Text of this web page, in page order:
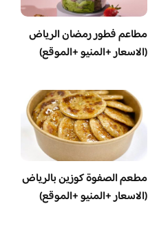
مطاعم فطور رمضان الرياض
(الاسعار +المنيو +الموقع)
مطعم الصفوة كوزين بالرياض
(الاسعار +المنيو +الموقع)